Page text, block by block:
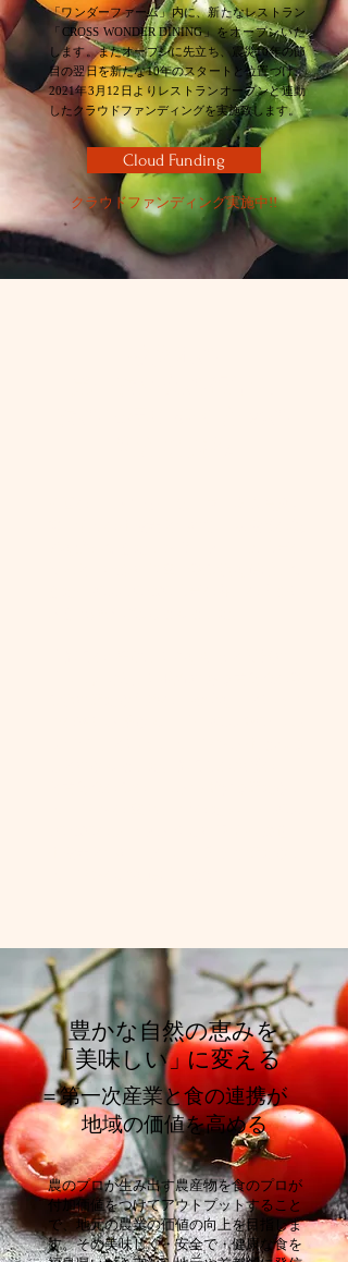
「ワンダーファーム」内に、新たなレストラン
「CROSS WONDER DINING」をオープンいた
します。またオープンに先立ち、震災10年の節
目の翌日を新たな10年のスタートと位置づけ、
2021年3月12日よりレストランオープンと連動
したクラウドファンディングを実施致します。
Cloud Funding
クラウドファンディング実施中!!
「美味しい」
豊かな自然の恵みを
に変える
＝第一次産業と食の連携が
地域の価値を高める
農のプロが生み出す農産物を食のプロが
付加価値をつけてアウトプットすること
で、地元の農業の価値の向上を目指しま
す。その美味しく・安全で・健康な食を